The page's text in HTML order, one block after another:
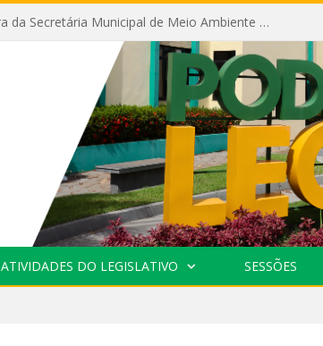
Câmara recebe palestra da Secretária Municipal de Meio Ambiente sobre as ações da “SEMANA DO MEIO AMBIENTE”
ATIVIDADES DO LEGISLATIVO SESSÕES